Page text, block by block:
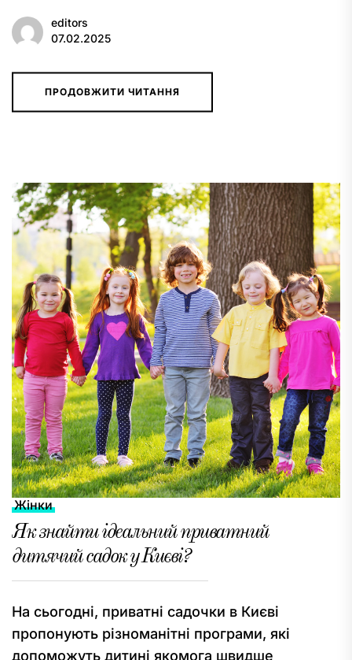
editors
07.02.2025
ПРОДОВЖИТИ ЧИТАННЯ
Жінки
Як знайти ідеальний приватний
дитячий садок у Києві?
На сьогодні, приватні садочки в Києві
пропонують різноманітні програми, які
допоможуть дитині якомога швидше